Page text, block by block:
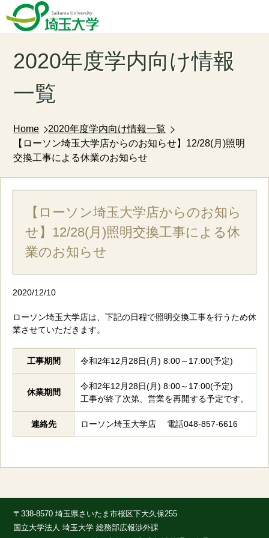
2020年度学内向け情報
一覧
Home
2020年度学内向け情報一覧
【ローソン埼⽟⼤学店からのお知らせ】12/28(⽉)照明
交換⼯事による休業のお知らせ
【ローソン埼⽟⼤学店からのお知ら
せ】12/28(⽉)照明交換⼯事による休
業のお知らせ
2020/12/10
ローソン埼⽟⼤学店は、下記の⽇程で照明交換⼯事を⾏うため休
業させていただきます。
工事期間 令和2年12⽉28⽇(月) 8:00～17:00(予定)
休業期間
令和2年12⽉28⽇(月) 8:00～17:00(予定)
工事が終了次第、営業を再開する予定です。
連絡先 ローソン埼⽟⼤学店 電話048-857-6616
〒338-8570 埼玉県さいたま市桜区下大久保255
国立大学法人 埼玉大学 総務部広報渉外課